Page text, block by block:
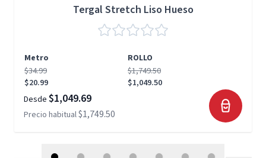
Tergal Stretch Liso Hueso
Metro
ROLLO
$34.99
$20.99
$1,749.50
$1,049.50
Desde $1,049.69
Precio habitual$1,749.50